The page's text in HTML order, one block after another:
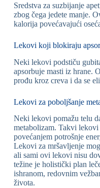
Sredstva za suzbijanje
zbog čega jedete manje.
kalorija povećavajući
Lekovi koji blokiraju
Neki lekovi podstiču
apsorbuje masti iz hrane.
prođu kroz creva i da se
Lekovi za poboljšanje
Neki lekovi pomažu telu
metabolizam. Takvi
povećanjem potrošnje
Lekovi za mršavljenje
ali sami ovi lekovi nisu
težine je holistički plan
ishranom, redovnim
života.